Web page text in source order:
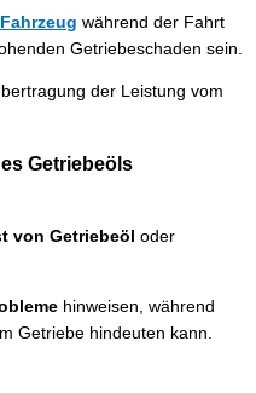
während der Fahrt
Getriebeschaden sein.
der Leistung vom
Getriebeöls
von Getriebeöl oder
hinweisen, während
Getriebe hindeuten kann.